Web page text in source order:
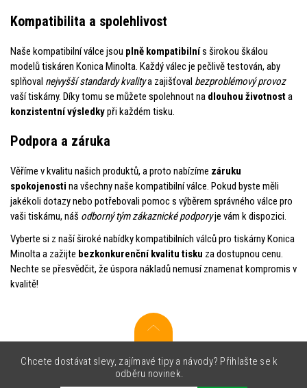
Kompatibilita a spolehlivost
Naše kompatibilní válce jsou plně kompatibilnís širokou škálou
modelů tiskáren Konica Minolta. Každý válec je pečlivě testován, aby
splňoval nejvyšší standardy kvalitya zajišťoval bezproblémový provoz
vaší tiskárny. Díky tomu se můžete spolehnout na dlouhou životnosta
konzistentní výsledkypři každém tisku.
Podpora a záruka
Věříme v kvalitu našich produktů, a proto nabízíme záruku
spokojenosti na všechny naše kompatibilní válce. Pokud byste měli
jakékoli dotazy nebo potřebovali pomoc s výběrem správného válce pro
vaši tiskárnu, náš odborný tým zákaznické podporyje vám k dispozici.
Vyberte si z naší široké nabídky kompatibilních válců pro tiskárny Konica
Minolta a zažijte bezkonkurenční kvalitu tisku za dostupnou cenu.
Nechte se přesvědčit, že úspora nákladů nemusí znamenat kompromis v
kvalitě!
Chcete dostávat slevy, zajímavé tipy a návody? Přihlašte se k
odběru novinek.